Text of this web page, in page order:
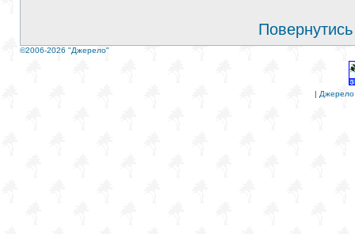
Повернутись
©2006-2026 "Джерело"
| Джерело